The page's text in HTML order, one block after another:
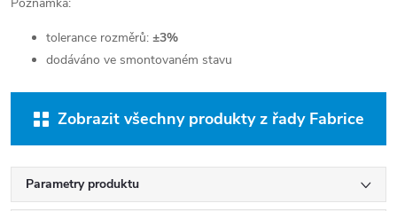
tolerance rozměrů: ±3%
dodáváno ve smontovaném stavu
Zobrazit všechny produkty z řady Fabrice
Parametry produktu